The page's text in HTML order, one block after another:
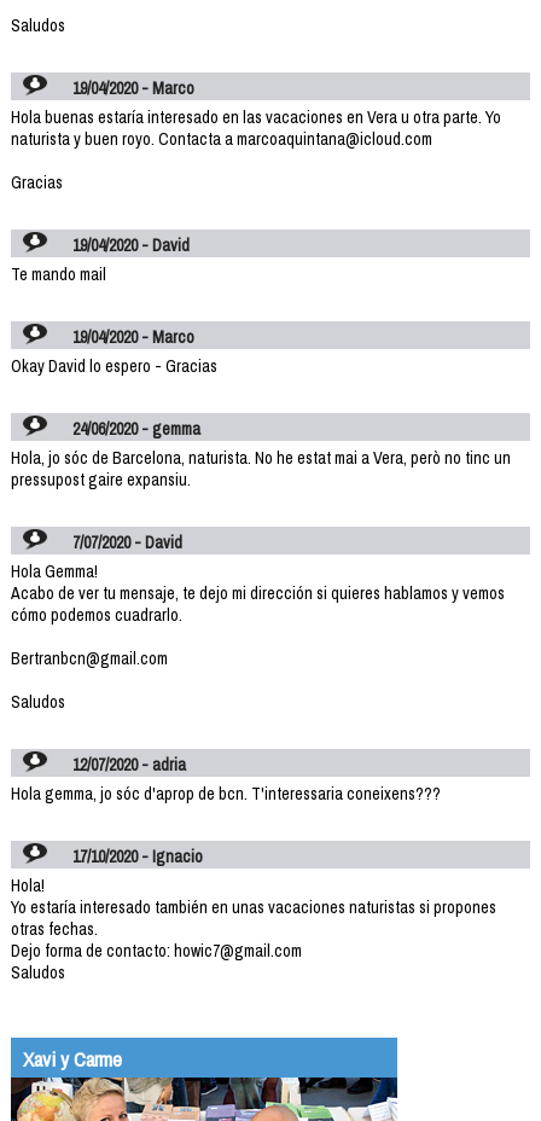
Saludos
19/04/2020 - Marco
Hola buenas estaría interesado en las vacaciones en Vera u otra parte. Yo
naturista y buen royo. Contacta a marcoaquintana@icloud.com
Gracias
19/04/2020 - David
Te mando mail
19/04/2020 - Marco
Okay David lo espero - Gracias
24/06/2020 - gemma
Hola, jo sóc de Barcelona, naturista. No he estat mai a Vera, però no tinc un
pressupost gaire expansiu.
7/07/2020 - David
Hola Gemma!
Acabo de ver tu mensaje, te dejo mi dirección si quieres hablamos y vemos
cómo podemos cuadrarlo.
Bertranbcn@gmail.com
Saludos
12/07/2020 - adria
Hola gemma, jo sóc d'aprop de bcn. T'interessaria coneixens???
17/10/2020 - Ignacio
Hola!
Yo estaría interesado también en unas vacaciones naturistas si propones
otras fechas.
Dejo forma de contacto: howic7@gmail.com
Saludos
Xavi y Carme